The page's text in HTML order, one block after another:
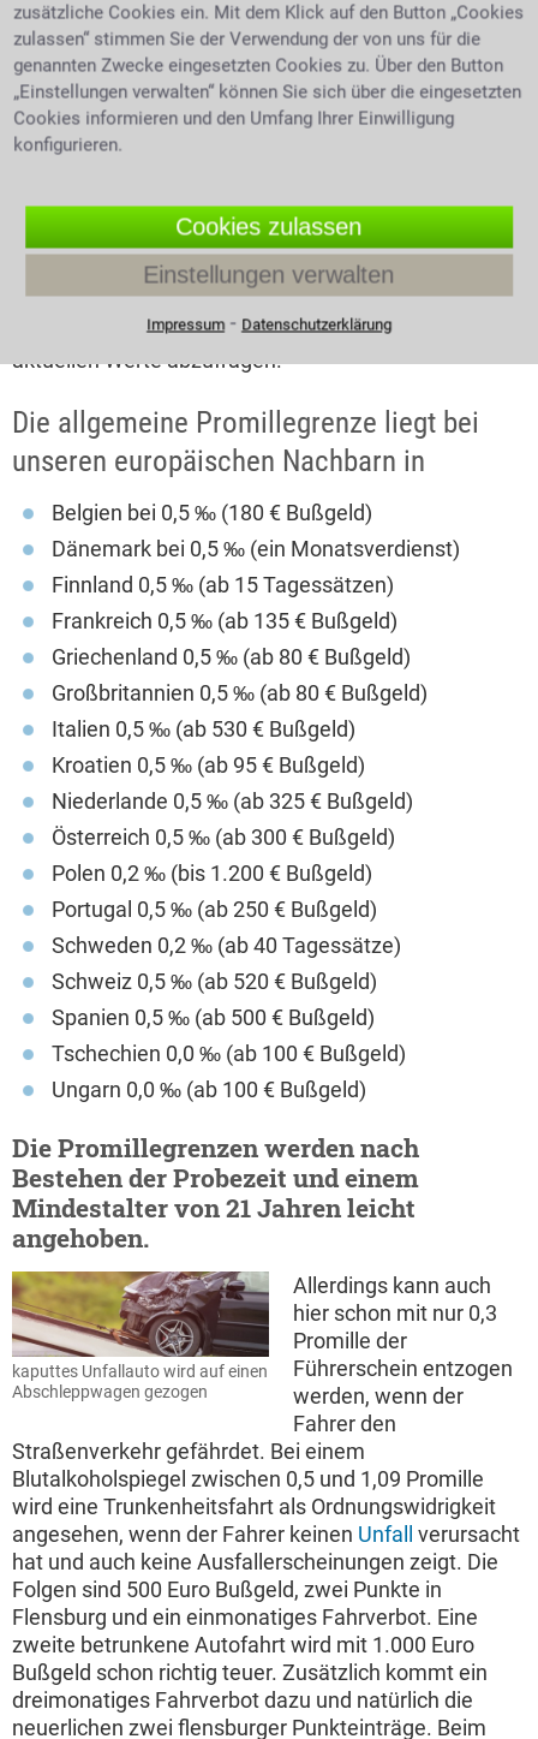
Autoschlüssel auf einer Bar mit
alkoholischen Getränken
Eine Promillegrenze von
0,5 ist übrigens auch in
den meisten EU-
Ländern üblich. Die
Bußgelder liegen jedoch
angehoben werden, es
empfehlenswert vor
Reiseantritt die
aktuellen Werte abzufragen.
Die allgemeine Promillegrenze liegt bei
unseren europäischen Nachbarn in
Belgien bei 0,5 ‰ (180 € Bußgeld)
Dänemark bei 0,5 ‰ (ein Monatsverdienst)
Finnland 0,5 ‰ (ab 15 Tagessätzen)
Frankreich 0,5 ‰ (ab 135 € Bußgeld)
Griechenland 0,5 ‰ (ab 80 € Bußgeld)
Großbritannien 0,5 ‰ (ab 80 € Bußgeld)
Italien 0,5 ‰ (ab 530 € Bußgeld)
Kroatien 0,5 ‰ (ab 95 € Bußgeld)
Niederlande 0,5 ‰ (ab 325 € Bußgeld)
Österreich 0,5 ‰ (ab 300 € Bußgeld)
Polen 0,2 ‰ (bis 1.200 € Bußgeld)
Portugal 0,5 ‰ (ab 250 € Bußgeld)
Schweden 0,2 ‰ (ab 40 Tagessätze)
Schweiz 0,5 ‰ (ab 520 € Bußgeld)
Spanien 0,5 ‰ (ab 500 € Bußgeld)
Tschechien 0,0 ‰ (ab 100 € Bußgeld)
Ungarn 0,0 ‰ (ab 100 € Bußgeld)
Die Promillegrenzen werden nach
Bestehen der Probezeit und einem
Mindestalter von 21 Jahren leicht
angehoben.
kaputtes Unfallauto wird auf einen
Abschleppwagen gezogen
Allerdings kann auch
hier schon mit nur 0,3
Promille der
Führerschein entzogen
werden, wenn der
Fahrer den
Straßenverkehr gefährdet. Bei einem
Blutalkoholspiegel zwischen 0,5 und 1,09 Promille
wird eine Trunkenheitsfahrt als Ordnungswidrigkeit
angesehen, wenn der Fahrer keinen Unfall verursacht
hat und auch keine Ausfallerscheinungen zeigt. Die
Folgen sind 500 Euro Bußgeld, zwei Punkte in
Flensburg und ein einmonatiges Fahrverbot. Eine
zweite betrunkene Autofahrt wird mit 1.000 Euro
Bußgeld schon richtig teuer. Zusätzlich kommt ein
dreimonatiges Fahrverbot dazu und natürlich die
neuerlichen zwei flensburger Punkteinträge. Beim
zusätzliche Cookies ein. Mit dem Klick auf den Button „Cookies
zulassen“ stimmen Sie der Verwendung der von uns für die
genannten Zwecke eingesetzten Cookies zu. Über den Button
„Einstellungen verwalten“ können Sie sich über die eingesetzten
Cookies informieren und den Umfang Ihrer Einwilligung
konfigurieren.
Cookies zulassen
Einstellungen verwalten
Impressum⁃ Datenschutzerklärung